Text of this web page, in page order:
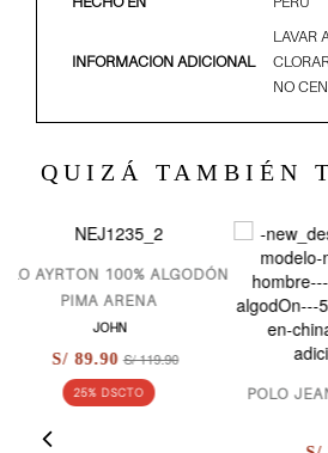
INFORMACION ADICIONAL
LAVAR
NO
QUIZÁ TAMBIÉN
POLO JEAN NEJ995 BLANCO